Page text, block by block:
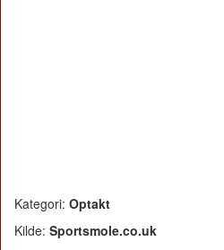
Kategori: Optakt
Kilde: Sportsmole.co.uk